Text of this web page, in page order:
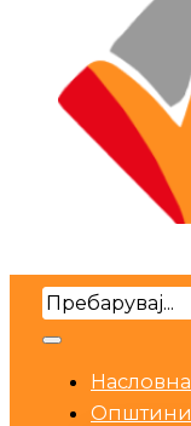
Search
Насловна
Општини